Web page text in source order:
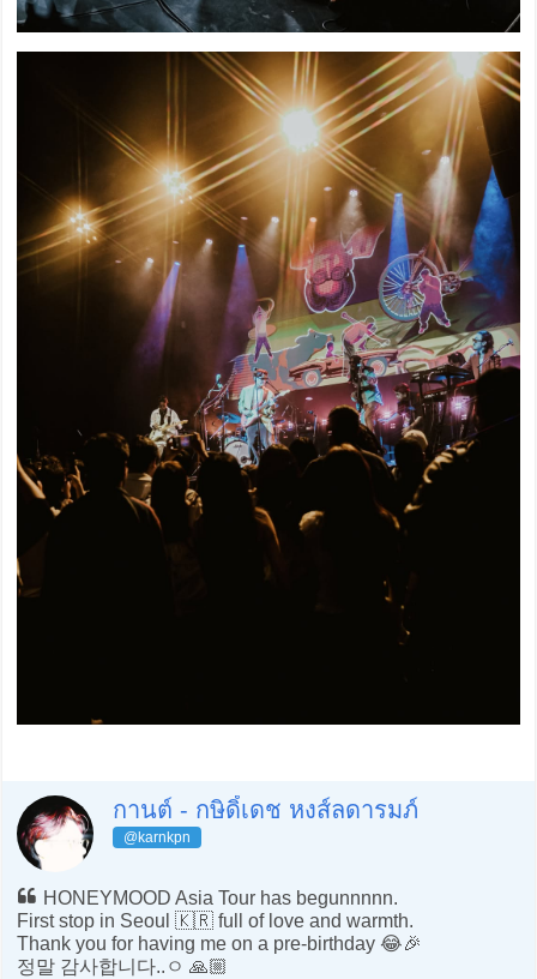
กานต์ - กษิดิ์เดช หงส์ลดารมภ์
@karnkpn
HONEYMOOD Asia Tour has begunnnnn.
First stop in Seoul 🇰🇷 full of love and warmth.
Thank you for having me on a pre-birthday 😂🎉
정말 감사합니다..ㅇ 🙏🏼